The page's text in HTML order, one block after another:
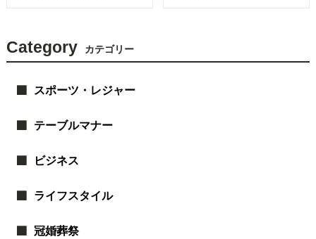
Category カテゴリー
スポーツ・レジャー
テーブルマナー
ビジネス
ライフスタイル
冠婚葬祭